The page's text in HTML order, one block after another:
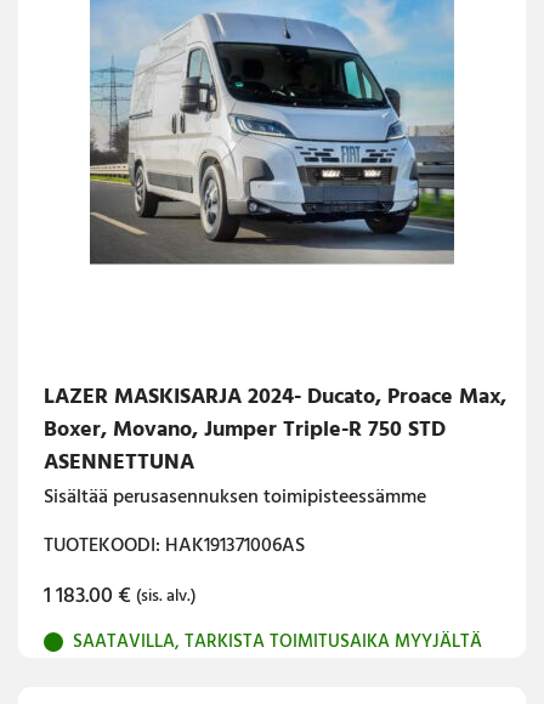
LAZER MASKISARJA 2024- Ducato, Proace Max,
Boxer, Movano, Jumper Triple-R 750 STD
ASENNETTUNA
Sisältää perusasennuksen toimipisteessämme
TUOTEKOODI: HAK191371006AS
1 183.00€ (sis. alv.)
SAATAVILLA, TARKISTA TOIMITUSAIKA MYYJÄLTÄ